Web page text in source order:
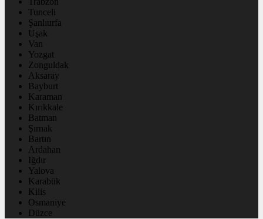
Tunceli
Şanlıurfa
Uşak
Van
Yozgat
Zonguldak
Aksaray
Bayburt
Karaman
Kırıkkale
Batman
Şırnak
Bartın
Ardahan
Iğdır
Yalova
Karabük
Kilis
Osmaniye
Düzce